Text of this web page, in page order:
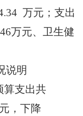
万元 ；支出
万元、卫生健
说明
算支出共
， 下降